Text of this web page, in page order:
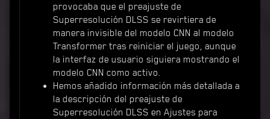
provocaba que el preajuste de
Superresolución DLSS se revirtiera de
manera invisible del modelo CNN al modelo
Transformer tras reiniciar el juego, aunque
la interfaz de usuario siguiera mostrando el
modelo CNN como activo.
Hemos añadido información más detallada a
la descripción del preajuste de
Superresolución DLSS en Ajustes para